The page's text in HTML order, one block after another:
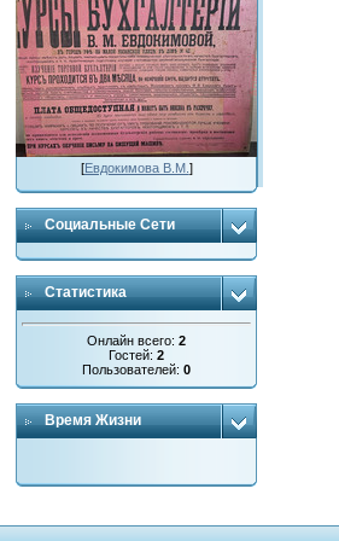
[Евдокимова В.М. ]
Социальные Сети
Статистика
Онлайн всего:2
Гостей:2
Пользователей:0
Время Жизни